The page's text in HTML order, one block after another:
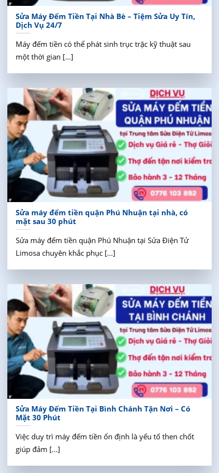
Sửa Máy Đếm Tiền Tại Nhà Bè – Tiệm Sửa Uy Tín,
Dịch Vụ 24/7
Máy đếm tiền có thể phát sinh trục trặc kỹ thuật sau
một thời gian [...]
Sửa máy đếm tiền quận Phú Nhuận tại nhà, có
mặt sau 30 phút
Sửa máy đếm tiền quận Phú Nhuận tại Sửa Điện Tử
Limosa chuyên khắc phục [...]
Sửa Máy Đếm Tiền Tại Bình Chánh Tận Nơi – Có
Mặt 30 Phút
Việc duy trì máy đếm tiền ổn định là yếu tố then chốt
giúp đảm [...]